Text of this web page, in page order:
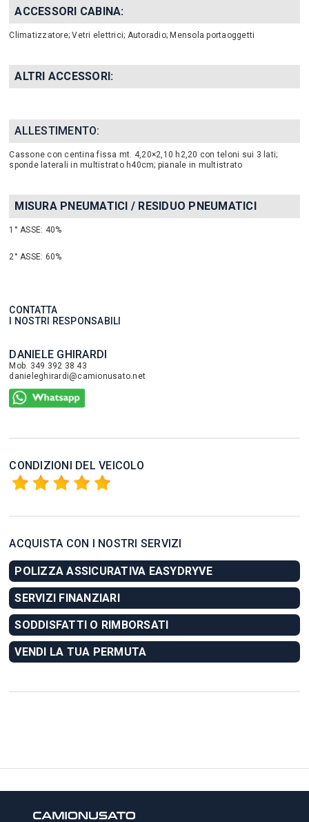
CONTATTA
I NOSTRI RESPONSABILI
DANIELE GHIRARDI
Mob. 349 392 38 43
danieleghirardi@camionusato.net
CONDIZIONI DEL VEICOLO
ACQUISTA CON I NOSTRI SERVIZI
POLIZZA ASSICURATIVA EASYDRYVE
SERVIZI FINANZIARI
SODDISFATTI O RIMBORSATI
VENDI LA TUA PERMUTA
ACCESSORI CABINA:
Climatizzatore; Vetri elettrici; Autoradio; Mensola portaoggetti
ALTRI ACCESSORI:
ALLESTIMENTO:
Cassone con centina fissa mt. 4,20×2,10 h2,20 con teloni sui 3 lati;
sponde laterali in multistrato h40cm; pianale in multistrato
MISURA PNEUMATICI / RESIDUO PNEUMATICI
1° ASSE: 40%
2° ASSE: 60%